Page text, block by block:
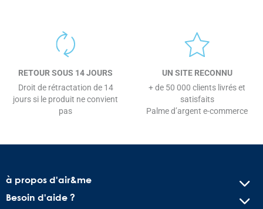
RETOUR SOUS 14 JOURS
Droit de rétractation de 14
jours si le produit ne convient
pas
UN SITE RECONNU
+ de 50 000 clients livrés et
satisfaits
Palme d’argent e-commerce
à propos d'air&me
Besoin d'aide ?